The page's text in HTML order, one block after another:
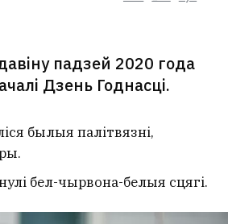
падзей 2020 года
Дзень Годнасці.
былыя палітвязні,
бел-чырвона-белыя сцягі.